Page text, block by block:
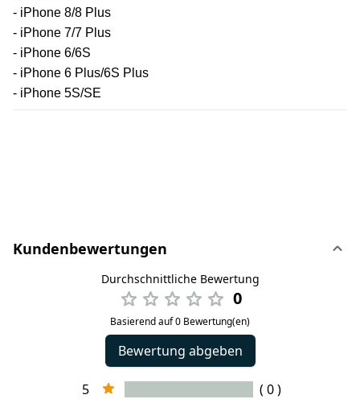
- iPhone 8/8 Plus
- iPhone 7/7 Plus
- iPhone 6/6S
- iPhone 6 Plus/6S Plus
- iPhone 5S/SE
Kundenbewertungen
Durchschnittliche Bewertung
0
Basierend auf 0 Bewertung(en)
Bewertung abgeben
5
( 0 )